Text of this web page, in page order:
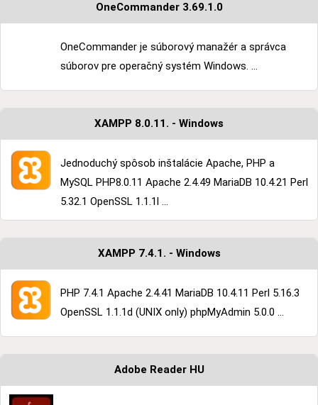
OneCommander 3.69.1.0
OneCommander je súborový manažér a správca
súborov pre operačný systém Windows. ...
XAMPP 8.0.11. - Windows
Jednoduchý spôsob inštalácie Apache, PHP a
MySQL PHP8.0.11 Apache 2.4.49 MariaDB 10.4.21 Perl
5.32.1 OpenSSL 1.1.1l ...
XAMPP 7.4.1. - Windows
PHP 7.4.1 Apache 2.4.41 MariaDB 10.4.11 Perl 5.16.3
OpenSSL 1.1.1d (UNIX only) phpMyAdmin 5.0.0 ...
Adobe Reader HU